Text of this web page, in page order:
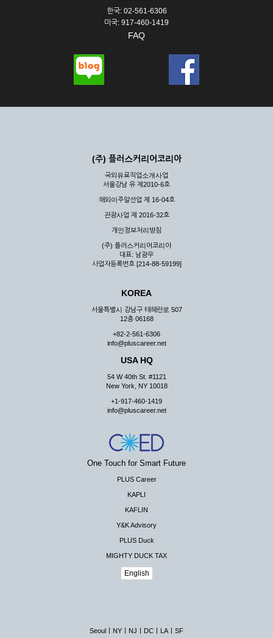
한국: 02-561-6306
미국: 917-460-1419
FAQ
(주) 플러스커리어코리아
국외유료직업소개사업
서울강남 유 제2010-6호
해외이주알선업 제 16-04호
관광사업 제 2016-32호
개인정보처리방침
(주) 플러스커리어코리아
대표: 남광우
사업자등록번호 [214-88-59199]
KOREA
서울특별시 강남구 테헤란로 507
12층 06168
+82-2-561-6306
info@pluscareer.net
USA HQ
54 W 40th St. #1121
New York, NY 10018
+1-917-460-1419
info@pluscareer.net
One Touch for Smart Future
PLUS Career
KAPLI
KAFLIN
Y&K Advisory
PLUS Duck
MIGHTY DUCK TAX
English
Seoul NY NJ DC LA SF